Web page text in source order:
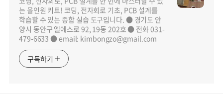
는 올인원 키트! 코딩, 전자회로 기초, PCB 설계를
학습할 수 있는 종합 실습 도구입니다. ● 경기도 안
양시 동안구 엘에스로 92, 19동 202호 ● 전화 031-
479-6633 ● email: kimbongzo@gmail.com
구독하기